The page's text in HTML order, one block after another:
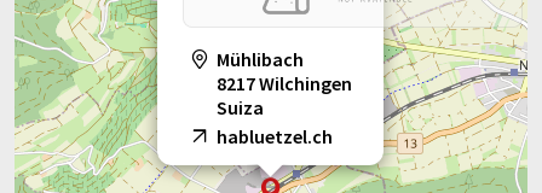
Mühlibach
8217 Wilchingen
Suiza
habluetzel.ch